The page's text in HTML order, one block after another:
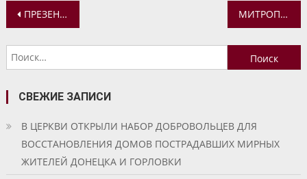
Навигация
по
записям
ПРЕЗЕНТАЦИЯ КНИГИ «ЖИЛ-БЫЛ ЦАРЬ. ИМПЕРАТОР ПАВЕЛ ПЕРВЫЙ» МИТРОПОЛИТ ВАДИМ СОВЕРШИЛ ВСЕНОЩНОЕ БДЕНИЕ В УСПЕНСКОМ КАФЕДРАЛЬНОМ СОБОРЕ
Найти:
СВЕЖИЕ ЗАПИСИ
В ЦЕРКВИ ОТКРЫЛИ НАБОР ДОБРОВОЛЬЦЕВ ДЛЯ
ВОССТАНОВЛЕНИЯ ДОМОВ ПОСТРАДАВШИХ МИРНЫХ
ЖИТЕЛЕЙ ДОНЕЦКА И ГОРЛОВКИ